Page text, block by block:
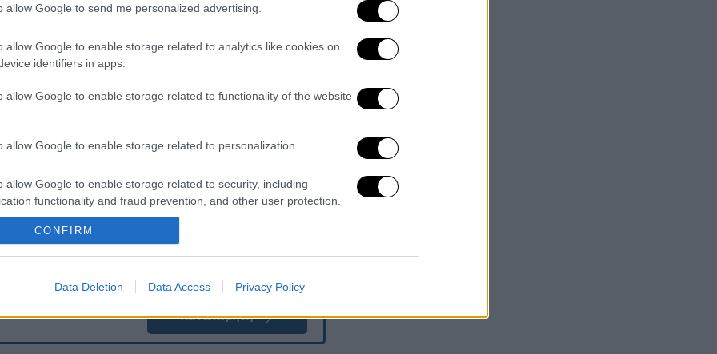
allow Google to send me personalized advertising.
allow Google to enable storage related to analytics like cookies on
identifiers in apps.
allow Google to enable storage related to functionality of the website
allow Google to enable storage related to personalization.
allow Google to enable storage related to security, including
functionality and fraud prevention, and other user protection.
CONFIRM
Data Deletion Data Access Privacy Policy
τις δυνάμεις της Πυροσβεστικής
υδροφόρα τουδήμου Σπάτων Αρτέμιδος.
ΕΘΝΟΣ θα παρεμβαίνει και τα προσβλητικά σχόλια θα
καταχώρηση